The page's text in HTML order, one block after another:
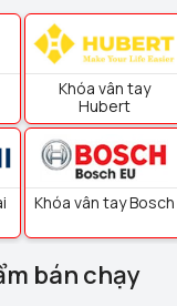
Khóa vân tay
Hubert
Khóa vân tay Bosch
bán chạy